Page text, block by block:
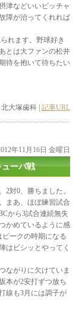
津などいいピッチャ
障が治ってくれれば
れます。野球好き
とは大ファンの松井
待を抱いて待ちたい
大塚歯科 | 記事URL
年11月16日 金曜日
ーバ戦
対0、勝ちました。
まあ、ほぼ練習試合
から3試合連続無失
かめているように感
ークの時期になる
はビシッとやってく
ながりに欠けていま
本が2安打ずつ放ち
線も3月には調子が